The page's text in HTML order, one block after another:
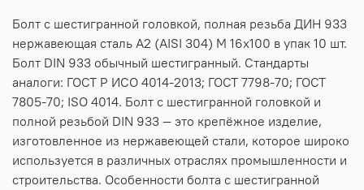
Болт с шестигранной головкой, полная резьба ДИН 933
нержавеющая сталь А2 (AISI 304) M 16х100 в упак 10 шт.
Болт DIN 933 обычный шестигранный. Стандарты
аналоги: ГОСТ Р ИСО 4014-2013; ГОСТ 7798-70; ГОСТ
7805-70; ISO 4014. Болт с шестигранной головкой и
полной резьбой DIN 933 — это крепёжное изделие,
изготовленное из нержавеющей стали, которое широко
используется в различных отраслях промышленности и
строительства. Особенности болта с шестигранной